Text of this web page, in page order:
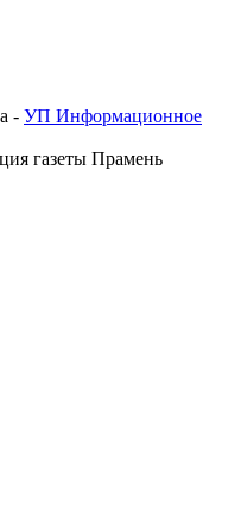
- УП Информационное
газеты Прамень